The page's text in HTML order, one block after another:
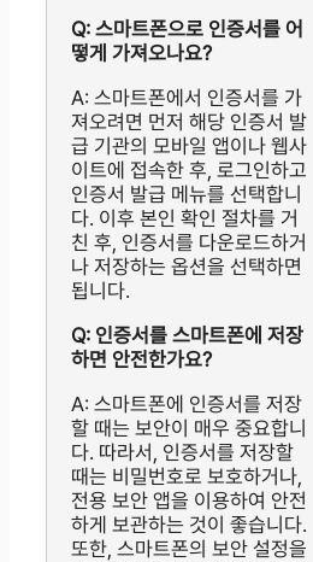
Q: 스마트폰으로 인증서를 어
떻게 가져오나요?
A: 스마트폰에서 인증서를 가
져오려면 먼저 해당 인증서 발
급 기관의 모바일 앱이나 웹사
이트에 접속한 후, 로그인하고
인증서 발급 메뉴를 선택합니
다. 이후 본인 확인 절차를 거
친 후, 인증서를 다운로드하거
나 저장하는 옵션을 선택하면
됩니다.
Q: 인증서를 스마트폰에 저장
하면 안전한가요?
A: 스마트폰에 인증서를 저장
할 때는 보안이 매우 중요합니
다. 따라서, 인증서를 저장할
때는 비밀번호로 보호하거나,
전용 보안 앱을 이용하여 안전
하게 보관하는 것이 좋습니다.
또한, 스마트폰의 보안 설정을